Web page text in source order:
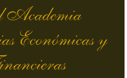
Academia
Económicas y